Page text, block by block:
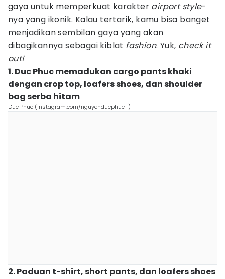
gaya untuk memperkuat karakter airport style-
nya yang ikonik. Kalau tertarik, kamu bisa banget
menjadikan sembilan gaya yang akan
dibagikannya sebagai kiblat fashion. Yuk, check it
out!
1. Duc Phuc memadukan cargo pants khaki
dengan crop top, loafers shoes, dan shoulder
bag serba hitam
Duc Phuc (instagram.com/nguyenducphuc_)
2. Paduan t-shirt, short pants, dan loafers shoes